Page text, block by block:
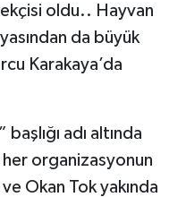
oldu.. Hayvan
da büyük
Karakaya’da
adı altında
her organizasyonun
Okan Tok yakında